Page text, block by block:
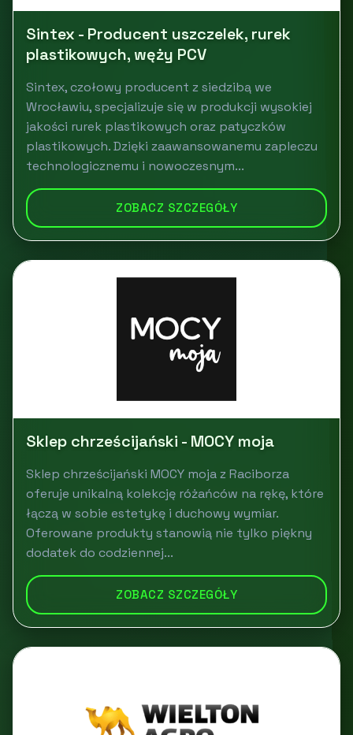
Sintex - Producent uszczelek, rurek
plastikowych, węży PCV
Sintex, czołowy producent z siedzibą we
Wrocławiu, specjalizuje się w produkcji wysokiej
jakości rurek plastikowych oraz patyczków
plastikowych. Dzięki zaawansowanemu zapleczu
technologicznemu i nowoczesnym...
ZOBACZ SZCZEGÓŁY
Sklep chrześcijański - MOCY moja
Sklep chrześcijański MOCY moja z Raciborza
oferuje unikalną kolekcję różańców na rękę, które
łączą w sobie estetykę i duchowy wymiar.
Oferowane produkty stanowią nie tylko piękny
dodatek do codziennej...
ZOBACZ SZCZEGÓŁY